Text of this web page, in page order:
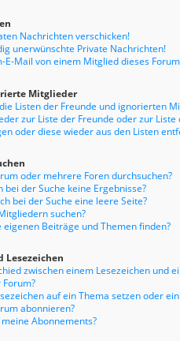
Nachrichten verschicken!
unerwünschte Private Nachrichten!
E-Mail von einem Mitglied dieses
Mitglieder
Listen der Freunde und ignorierten
zur Liste der Freunde oder zur
oder diese wieder aus den Listen
oder mehrere Foren durchsuchen?
bei der Suche keine Ergebnisse?
bei der Suche eine leere Seite?
suchen?
eigenen Beiträge und Themen finden?
Lesezeichen
zwischen einem Lesezeichen und
auf ein Thema setzen oder
abonnieren?
Abonnements?